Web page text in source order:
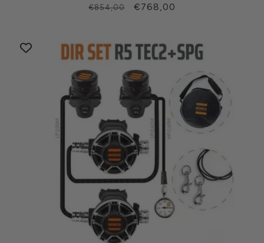
Prezzo
€854,00
Prezzo
€768,00